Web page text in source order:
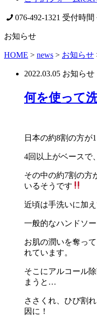
076-492-1321 受付時間
お知らせ
HOME > news > お知らせ
2022.03.05 お知らせ
何を使って
日本の約8割の方が1
4回以上がベースで
その中の約7割の方
いるそうです
近頃は手洗いに加
一般的なハンドソ
お肌の潤いを奪っ
れています。
そこにアルコール
まうと …
ささくれ、ひび割
因に！